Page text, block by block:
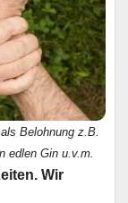
Belohnung z.B.
edlen Gin u.v.m.
Wir